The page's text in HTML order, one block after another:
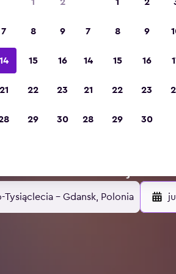
en Żabianka-Wejhera-
- Gdansk, Polonia
7 8 9
14 15 16
21 22 23
29 30
7 8 9
14 15 16
21 22 23
28 29 30